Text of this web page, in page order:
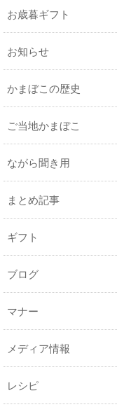
お歳暮ギフト
お知らせ
かまぼこの歴史
ご当地かまぼこ
ながら聞き用
まとめ記事
ギフト
ブログ
マナー
メディア情報
レシピ